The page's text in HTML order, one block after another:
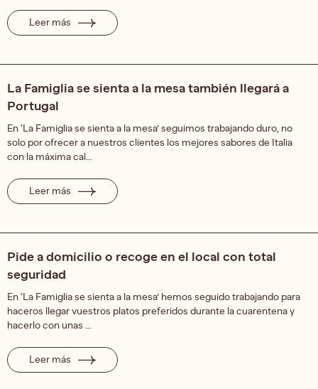
Leer más
La Famiglia se sienta a la mesa también llegará a
Portugal
En ‘La Famiglia se sienta a la mesa’ seguimos trabajando duro, no
solo por ofrecer a nuestros clientes los mejores sabores de Italia
con la máxima cal...
Leer más
Pide a domicilio o recoge en el local con total
seguridad
En ‘La Famiglia se sienta a la mesa’ hemos seguido trabajando para
haceros llegar vuestros platos preferidos durante la cuarentena y
hacerlo con unas ...
Leer más